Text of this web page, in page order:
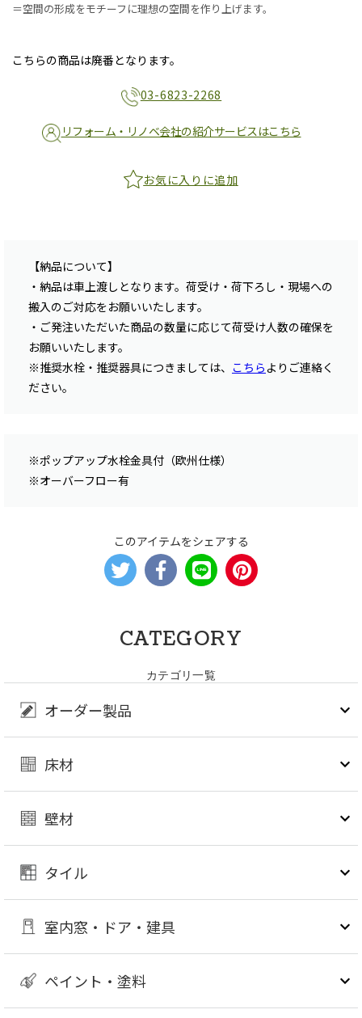
＝空間の形成をモチーフに理想の空間を作り上げます。
こちらの商品は廃番となります。
03-6823-2268
リフォーム・リノベ会社の紹介サービスはこちら
お気に入りに追加
【納品について】
・納品は車上渡しとなります。荷受け・荷下ろし・現場への
搬入のご対応をお願いいたします。
・ご発注いただいた商品の数量に応じて荷受け人数の確保を
お願いいたします。
※推奨水栓・推奨器具につきましては、 こちら よりご連絡く
ださい。
※ポップアップ水栓金具付（欧州仕様）
※オーバーフロー有
このアイテムをシェアする
CATEGORY
カテゴリ一覧
オーダー製品
床材
壁材
タイル
室内窓・ドア・建具
ペイント・塗料